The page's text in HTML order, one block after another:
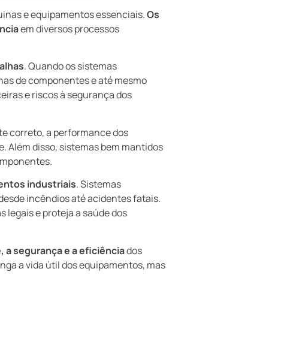
e equipamentos essenciais.Os
em diversos processos
. Quando os sistemas
de componentes e até mesmo
e riscos à segurança dos
correto, a performance dos
Além disso, sistemas bem mantidos
industriais. Sistemas
incêndios até acidentes fatais.
legais e proteja a saúde dos
a segurança e a eficiênciados
a vida útil dos equipamentos, mas